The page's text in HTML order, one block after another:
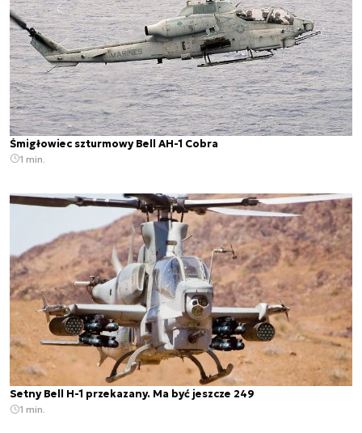
Śmigłowiec szturmowy Bell AH-1 Cobra
1 min.
Setny Bell H-1 przekazany. Ma być jeszcze 249
1 min.